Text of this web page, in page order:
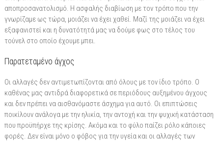
αποπροσανατολισμό. Η ασφαλής διαβίωση με τον τρόπο που την
γνωρίζαμε ως τώρα, μοιάζει να έχει χαθεί. Μαζί της μοιάζει να έχει
εξαφανιστεί και η δυνατότητά μας να δούμε φως στο τέλος του
τούνελ στο οποίο έχουμε μπει.
Παρατεταμένο άγχος
Οι αλλαγές δεν αντιμετωπίζονται από όλους με τον ίδιο τρόπο. Ο
καθένας μας αντιδρά διαφορετικά σε περιόδους αυξημένου άγχους
και δεν πρέπει να αισθανόμαστε άσχημα για αυτό. Οι επιπτώσεις
ποικίλουν ανάλογα με την ηλικία, την αντοχή και την ψυχική κατάσταση
που προϋπήρχε της κρίσης. Ακόμα και το φύλο παίζει ρόλο κάποιες
φορές. Δεν είναι μόνο ο φόβος για την υγεία και οι αλλαγές των